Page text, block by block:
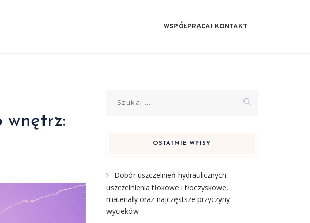
WSPÓŁPRACA I KONTAKT
wnętrz:
OSTATNIE WPISY
Dobór uszczelnień hydraulicznych:
uszczelnienia tłokowe i tłoczyskowe,
materiały oraz najczęstsze przyczyny
wycieków